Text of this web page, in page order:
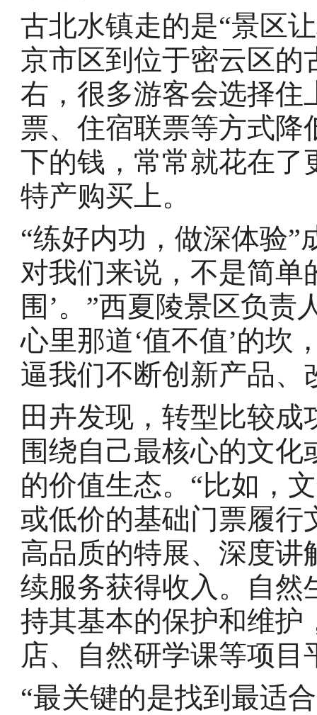
古北水镇走的是“景区
京市区到位于密云区的
右，很多游客会选择住
票、住宿联票等方式
下的钱，常常就花在了
特产购买上。
“练好内功，做深体验”
对我们来说，不是简单
围’。”西夏陵景区负责
心里那道‘值不值’的坎
逼我们不断创新产品、
田卉发现，转型比较
围绕自己最核心的文
的价值生态。“比如，
或低价的基础门票履行
高品质的特展、深度讲
续服务获得收入。自然
持其基本的保护和维护
店、自然研学课等项目
“最关键的是找到最适